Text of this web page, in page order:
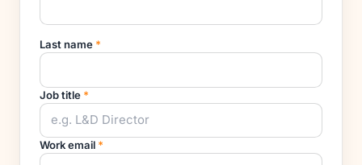
Last name *
Job title *
Work email *